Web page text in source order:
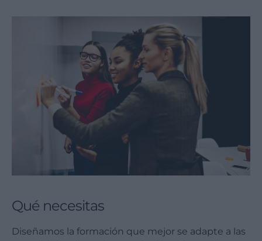
Qué necesitas
Diseñamos la formación que mejor se adapte a las